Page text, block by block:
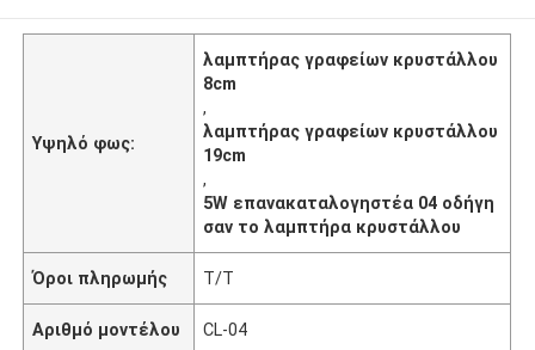
Υψηλό φως:
λαμπτήρας γραφείων κρυστάλλου
8cm
,
λαμπτήρας γραφείων κρυστάλλου
19cm
,
5W επανακαταλογηστέα 04 οδήγη
σαν το λαμπτήρα κρυστάλλου
Όροι πληρωμής T/T
Αριθμό μοντέλου CL-04